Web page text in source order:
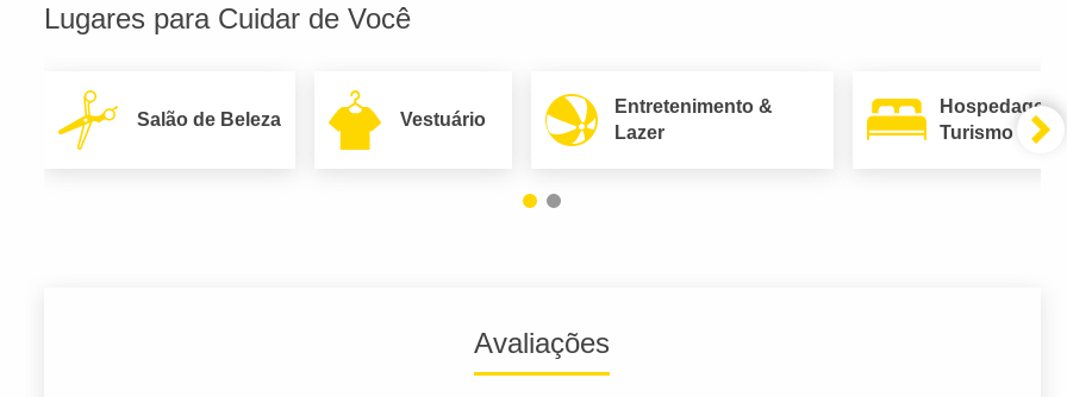
Lugares para Cuidar de Você
Salão de Beleza Vestuário
Entretenimento &
Lazer
Hospedagem
Turismo
Avaliações